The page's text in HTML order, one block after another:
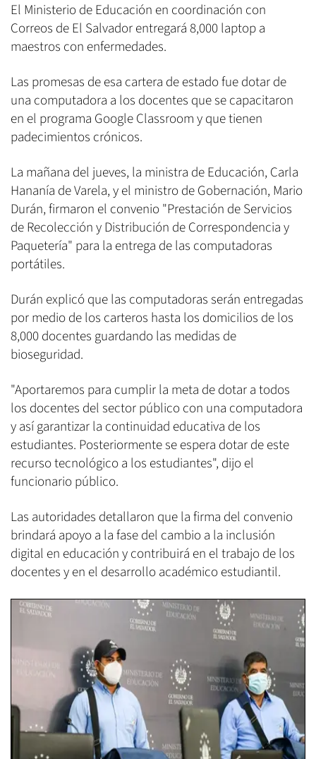
El Ministerio de Educación en coordinación con
Correos de El Salvador entregará 8,000 laptop a
maestros con enfermedades.
Las promesas de esa cartera de estado fue dotar de
una computadora a los docentes que se capacitaron
en el programa Google Classroom y que tienen
padecimientos crónicos.
La mañana del jueves, la ministra de Educación, Carla
Hananía de Varela, y el ministro de Gobernación, Mario
Durán, firmaron el convenio "Prestación de Servicios
de Recolección y Distribución de Correspondencia y
Paquetería" para la entrega de las computadoras
portátiles.
Durán explicó que las computadoras serán entregadas
por medio de los carteros hasta los domicilios de los
8,000 docentes guardando las medidas de
bioseguridad.
"Aportaremos para cumplir la meta de dotar a todos
los docentes del sector público con una computadora
y así garantizar la continuidad educativa de los
estudiantes. Posteriormente se espera dotar de este
recurso tecnológico a los estudiantes", dijo el
funcionario público.
Las autoridades detallaron que la firma del convenio
brindará apoyo a la fase del cambio a la inclusión
digital en educación y contribuirá en el trabajo de los
docentes y en el desarrollo académico estudiantil.